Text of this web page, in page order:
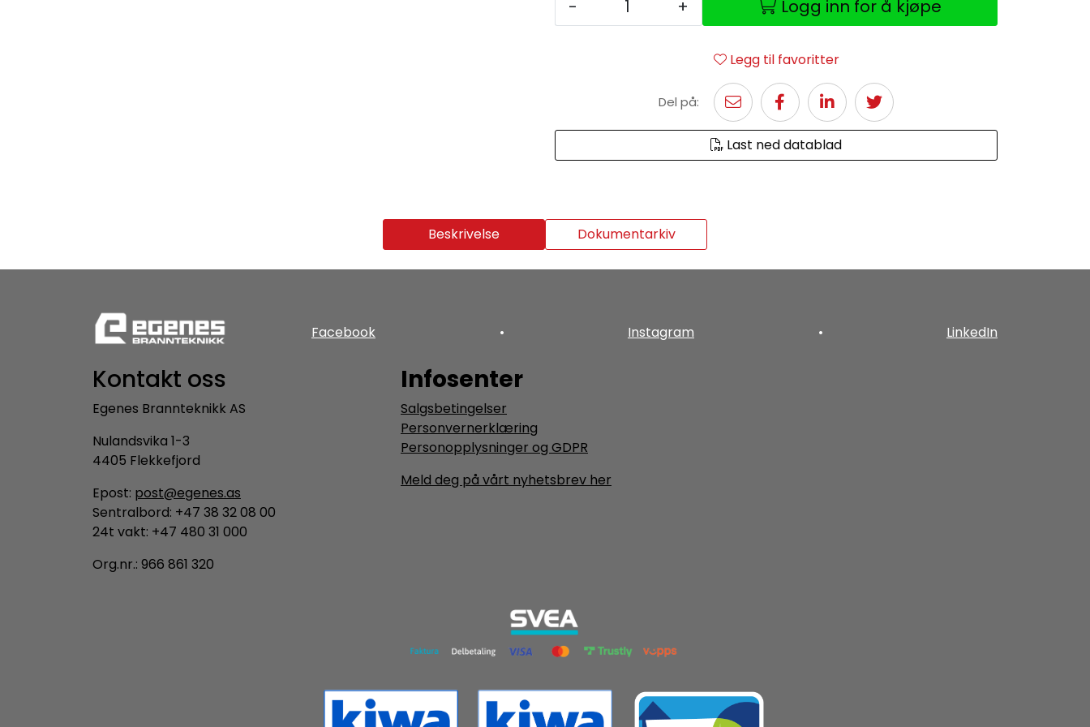
- + Logg inn for å kjøpe
Legg til favoritter
Del på:
Last ned datablad
Beskrivelse Dokumentarkiv
Facebook • Instagram • LinkedIn
Kontakt oss
Egenes Brannteknikk AS
Nulandsvika 1-3
4405 Flekkefjord
Epost: post@egenes.as
Sentralbord: +47 38 32 08 00
24t vakt: +47 480 31 000
Org.nr.: 966 861 320
Infosenter
Salgsbetingelser
Personvernerklæring
Personopplysninger og GDPR
Meld deg på vårt nyhetsbrev her